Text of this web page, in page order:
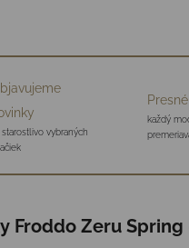
starostlivo vybraných
každý
Froddo Zeru